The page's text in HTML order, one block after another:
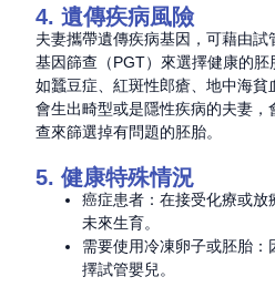
4. 遺傳疾病風險
夫妻攜帶遺傳疾病基因，可藉由
基因篩查（PGT）來選擇健康的胚
如蠶豆症、紅斑性郎瘡、地中海
會生出畸型或是隱性疾病的夫妻
查來篩選掉有問題的胚胎。
5. 健康特殊情況
癌症患者 ：在接受化療或
未來生育。
需要使用冷凍卵子或胚胎
擇試管嬰兒。